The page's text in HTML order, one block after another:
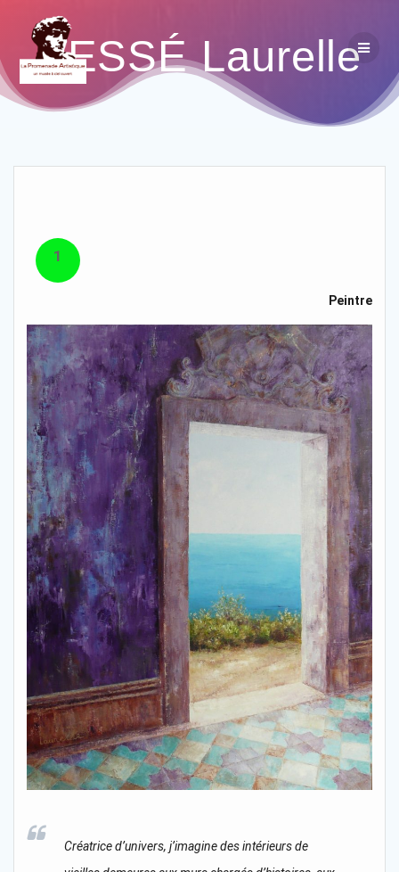
BESSÉ Laurelle
1
Peintre
Créatrice d’univers, j’imagine des intérieurs de